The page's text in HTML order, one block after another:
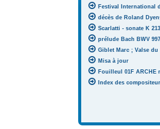
Festival International
décès de Roland
Scarlatti - sonate K 213
prélude Bach BWV 997
Giblet Marc ; Valse
Misa à jour
Fouilleul 01F ARCHE
Index des